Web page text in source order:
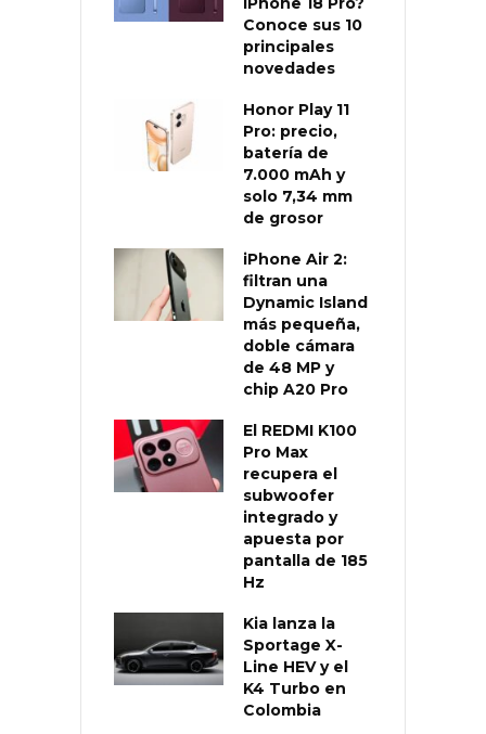
Conoce sus 10
principales
novedades
Honor Play 11
Pro: precio,
batería de
7.000 mAh y
solo 7,34 mm
de grosor
iPhone Air 2:
filtran una
Dynamic Island
más pequeña,
doble cámara
de 48 MP y
chip A20 Pro
El REDMI K100
Pro Max
recupera el
subwoofer
integrado y
apuesta por
pantalla de 185
Hz
Kia lanza la
Sportage X-
Line HEV y el
K4 Turbo en
Colombia